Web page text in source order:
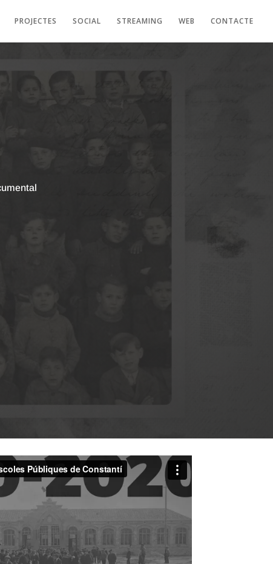
PROJECTES SOCIAL STREAMING WEB CONTACTE